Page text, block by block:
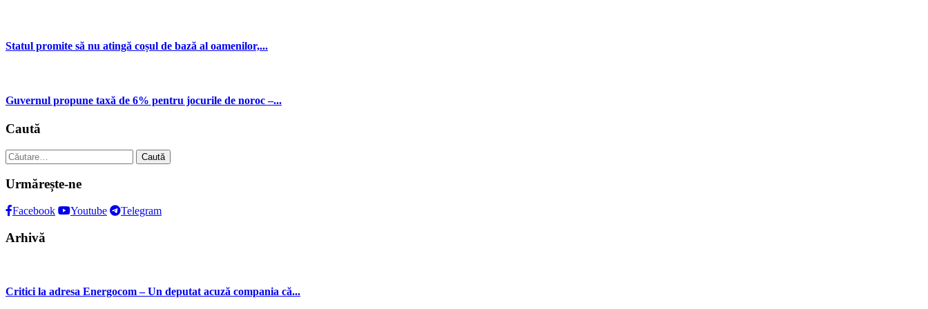
Statul promite să nu atingă coșul de bază al oamenilor,...
Guvernul propune taxă de 6% pentru jocurile de noroc –...
Caută
Caută
după:
Urmărește-ne
Facebook Youtube Telegram
Arhivă
Critici la adresa Energocom – Un deputat acuză compania că...